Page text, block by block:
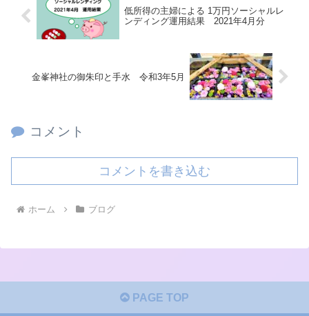
低所得の主婦による 1万円ソーシャルレ
ンディング運用結果 2021年4月分
金峯神社の御朱印と手水 令和3年5月
コメント
コメントを書き込む
ホーム ブログ
PAGE TOP